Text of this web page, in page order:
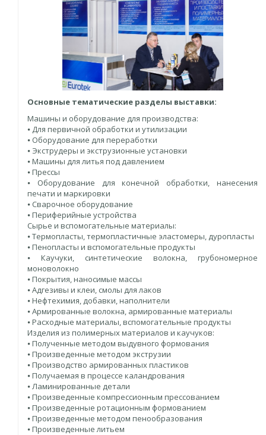
Основные тематические разделы выставки:
Машины и оборудование для производства:
⦁ Для первичной обработки и утилизации
⦁ Оборудование для переработки
⦁ Экструдеры и экструзионные установки
⦁ Машины для литья под давлением
⦁ Прессы
⦁ Оборудование для конечной обработки, нанесения
печати и маркировки
⦁ Сварочное оборудование
⦁ Периферийные устройства
Сырье и вспомогательные материалы:
⦁ Термопласты, термопластичные эластомеры, дуропласты
⦁ Пенопласты и вспомогательные продукты
⦁ Каучуки, синтетические волокна, грубономерное
моноволокно
⦁ Покрытия, наносимые массы
⦁ Адгезивы и клеи, смолы для лаков
⦁ Нефтехимия, добавки, наполнители
⦁ Армированные волокна, армированные материалы
⦁ Расходные материалы, вспомогательные продукты
Изделия из полимерных материалов и каучуков:
⦁ Полученные методом выдувного формования
⦁ Произведенные методом экструзии
⦁ Производство армированных пластиков
⦁ Получаемая в процессе каландрования
⦁ Ламинированные детали
⦁ Произведенные компрессионным прессованием
⦁ Произведенные ротационным формованием
⦁ Произведенные методом пенообразования
⦁ Произведенные литьем